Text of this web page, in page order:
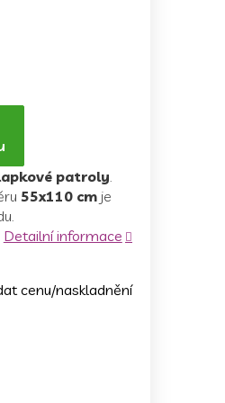
patroly.
55x110 cm je
Detailní informace